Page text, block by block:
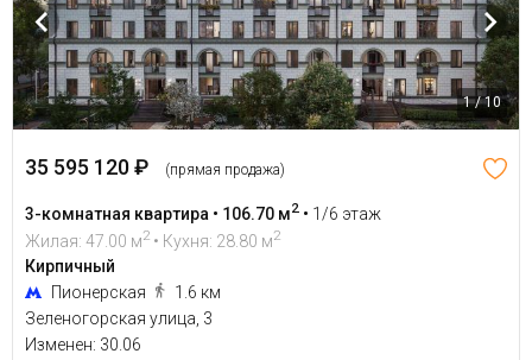
1 / 10
35 595 120 ₽ (прямая продажа)
3-комнатная квартира • 106.70 м2 • 1/6 этаж
Жилая: 47.00 м2 • Кухня: 28.80 м2
Кирпичный
Пионерская
1.6 км
Зеленогорская улица, 3
Изменен: 30.06